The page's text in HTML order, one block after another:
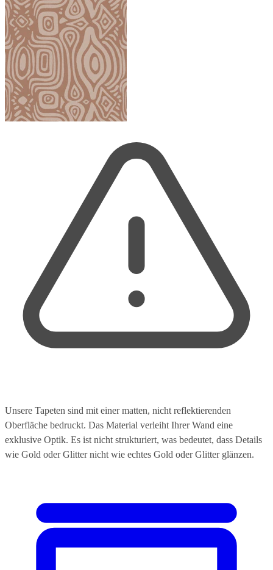
Unsere Tapeten sind mit einer matten, nicht reflektierenden
Oberfläche bedruckt. Das Material verleiht Ihrer Wand eine
exklusive Optik. Es ist nicht strukturiert, was bedeutet, dass Details
wie Gold oder Glitter nicht wie echtes Gold oder Glitter glänzen.